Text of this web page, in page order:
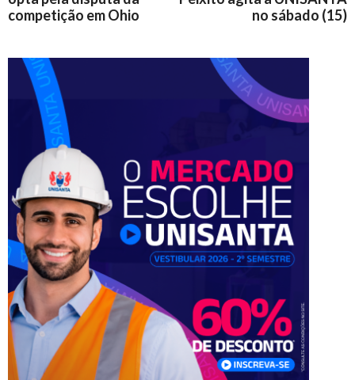
competição em Ohio
no sábado (15)